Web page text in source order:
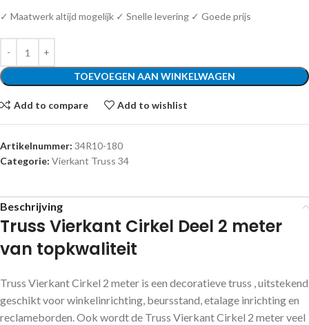
✓ Maatwerk altijd mogelijk ✓ Snelle levering ✓ Goede prijs
TOEVOEGEN AAN WINKELWAGEN
Add to compare Add to wishlist
Artikelnummer: 34R10-180
Categorie: Vierkant Truss 34
Beschrijving
Truss Vierkant Cirkel Deel 2 meter
van topkwaliteit
Truss Vierkant Cirkel 2 meter is een decoratieve truss , uitstekend
geschikt voor winkelinrichting, beursstand, etalage inrichting en
reclameborden. Ook wordt de Truss Vierkant Cirkel 2 meter veel